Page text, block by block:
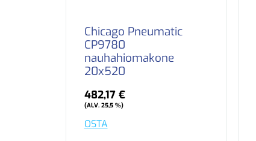
Chicago Pneumatic
CP9780
nauhahiomakone
20x520
482,17 €
(ALV. 25,5 %)
OSTA